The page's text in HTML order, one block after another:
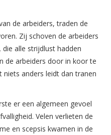
de arbeiders, traden de
Zij schoven de arbeiders
die alle strijdlust hadden
de arbeiders door in koor te
anders leidt dan tranen
er een algemeen gevoel
Velen verlieten de
en scepsis kwamen in de